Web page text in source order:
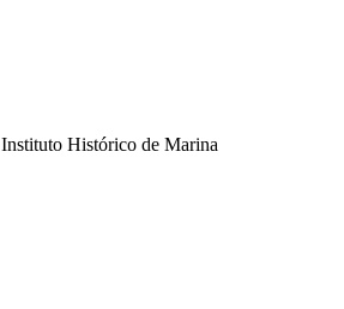
Instituto Histórico de Marina